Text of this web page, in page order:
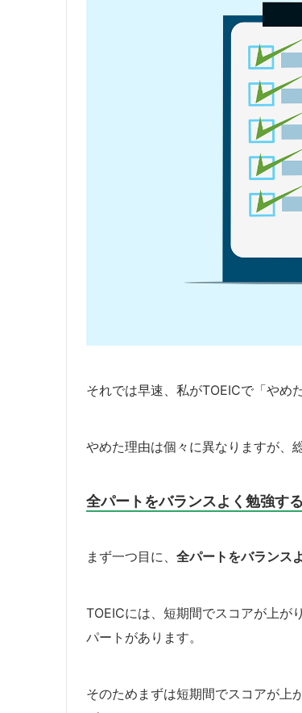
それでは早速、私がTOEICで「やめ
やめた理由は個々に異なりますが、
全パートをバランスよく勉強す
まず一つ目に、 全パートをバランス
TOEICには、短期間でスコアが上が
パートがあります。
そのためまずは短期間でスコアが上